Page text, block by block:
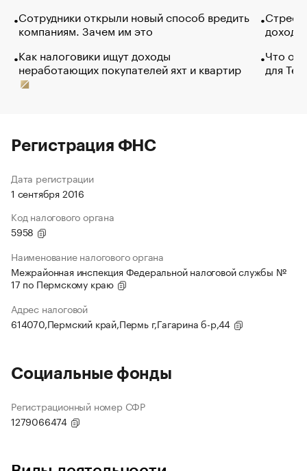
Сотрудники открыли новый способ вредить
компаниям. Зачем им это
Как налоговики ищут доходы
неработающих покупателей яхт и квартир
Что
для
Регистрация ФНС
Дата регистрации
1 сентября 2016
Код налогового органа
5958
Наименование налогового органа
Межрайонная инспекция Федеральной налоговой службы №
17 по Пермскому краю
Адрес налоговой
614070,Пермский край,Пермь г,Гагарина б-р,44
Социальные фонды
Регистрационный номер СФР
1279066474